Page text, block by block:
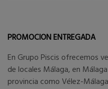
PROMOCION ENTREGADA
En Grupo Piscis ofrecemos
de locales Málaga, en
provincia como Vélez-